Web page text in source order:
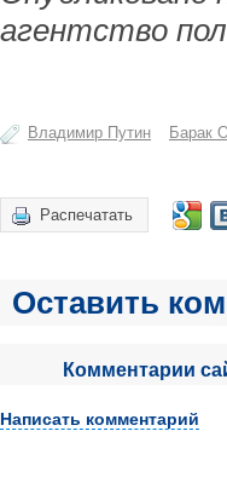
агентство
Владимир Путин Барак
Распечатать
Оставить
Комментарии
Написать комментарий